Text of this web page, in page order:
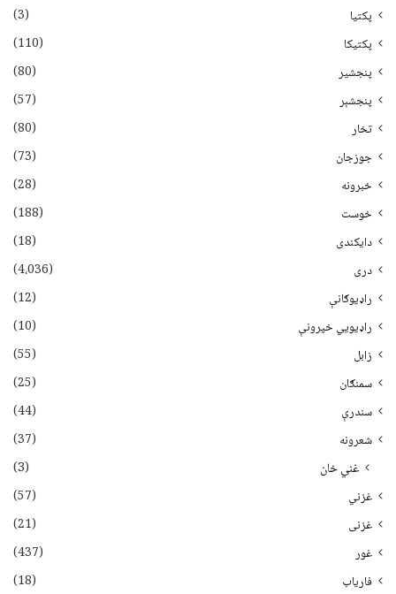
پکتيا
(3)
پکتیکا
(110)
پنجشیر
(80)
پنجشېر
(57)
تخار
(80)
جوزجان
(73)
خبرونه
(28)
خوست
(188)
دایکندی
(18)
دری
(4،036)
راډیوګانې
(12)
راډیويي خپرونې
(10)
زابل
(55)
سمنګان
(25)
سندرې
(44)
شعرونه
(37)
غني خان
(3)
غزني
(57)
غزنی
(21)
غور
(437)
فاریاب
(18)